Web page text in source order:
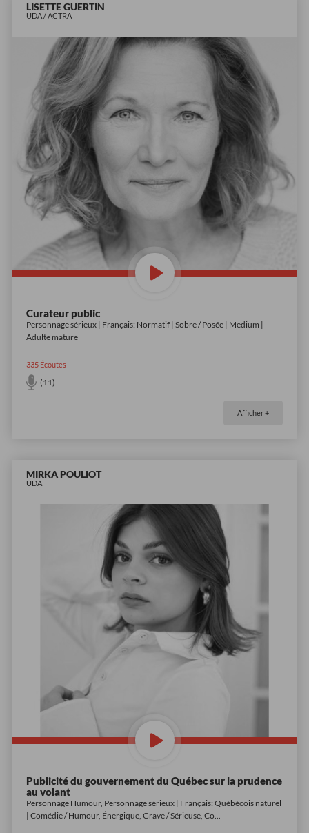
LISETTE GUERTIN
UDA / ACTRA
Curateur public
Personnage sérieux | Français: Normatif | Sobre / Posée | Medium |
Adulte mature
335Écoutes
(11)
Afficher +
MIRKA POULIOT
UDA
Publicité du gouvernement du Québec sur la prudence
au volant
Personnage Humour, Personnage sérieux | Français: Québécois naturel
| Comédie / Humour, Énergique, Grave / Sérieuse, Co